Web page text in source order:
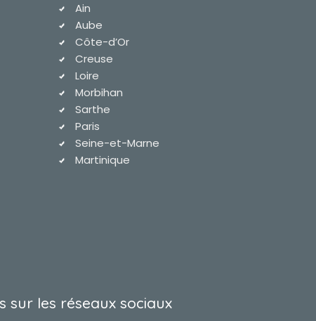
Ain
Aube
Côte-d’Or
Creuse
Loire
Morbihan
Sarthe
Paris
Seine-et-Marne
Martinique
sur les réseaux sociaux